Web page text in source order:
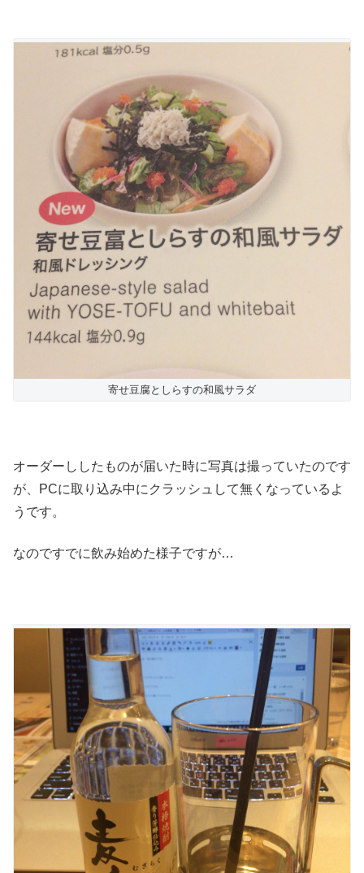
寄せ豆腐としらすの和風サラダ
オーダーししたものが届いた時に写真は撮っていたのです
が、PCに取り込み中にクラッシュして無くなっているよ
うです。
なのですでに飲み始めた様子ですが…